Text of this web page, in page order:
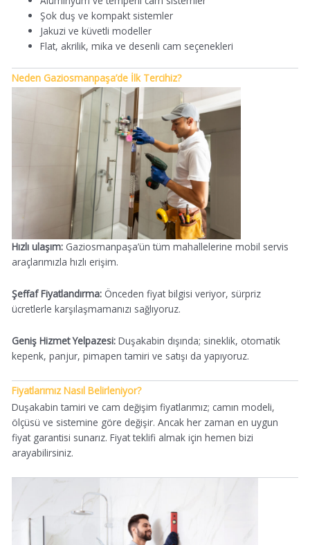
Şok duş ve kompakt sistemler
Jakuzi ve küvetli modeller
Flat, akrilik, mika ve desenli cam seçenekleri
Neden Gaziosmanpaşa’de İlk Tercihiz?
Hızlı ulaşım: Gaziosmanpaşa’ün tüm mahallelerine mobil servis
araçlarımızla hızlı erişim.
Şeffaf Fiyatlandırma: Önceden fiyat bilgisi veriyor, sürpriz
ücretlerle karşılaşmamanızı sağlıyoruz.
Geniş Hizmet Yelpazesi: Duşakabin dışında; sineklik, otomatik
kepenk, panjur, pimapen tamiri ve satışı da yapıyoruz.
Fiyatlarımız Nasıl Belirleniyor?
Duşakabin tamiri ve cam değişim fiyatlarımız; camın modeli,
ölçüsü ve sistemine göre değişir. Ancak her zaman en uygun
fiyat garantisi sunarız. Fiyat teklifi almak için hemen bizi
arayabilirsiniz.